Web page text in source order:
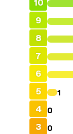
9
8
7
6
5 1
4 0
3 0